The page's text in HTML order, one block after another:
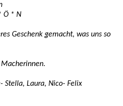
Ö * N
Geschenk gemacht, was uns so
Stella, Laura, Nico- Felix